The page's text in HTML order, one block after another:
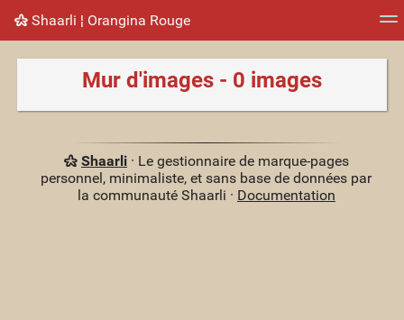
Shaarli ¦ Orangina Rouge
Nuage de tags Mur d'images Quotidien Flux
Mur d'images - 0 images
Shaarli· Le gestionnaire de marque-pages
personnel, minimaliste, et sans base de données par
la communauté Shaarli · Documentation